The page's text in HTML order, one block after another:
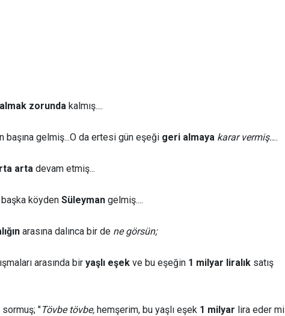
almak zorunda kalmış....
başına gelmiş...O da ertesi gün eşeği geri almaya karar vermiş....
arta devam etmiş...
köyden Süleyman gelmiş....
arasına dalınca bir de ne görsün;
arasında bir yaşlı eşek ve bu eşeğin 1 milyar liralık satış
sormuş; "Tövbe tövbe, hemşerim, bu yaşlı eşek 1 milyar lira eder mi